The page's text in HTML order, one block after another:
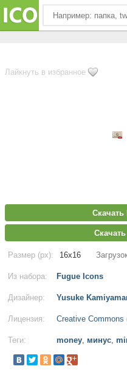
Лайкнуть в избранное
Скачать
Размер (px): 16x16
Из набора: Fugue Icons
Дизайнер: Yusuke
Лицензия: Creative Commons
Теги: money, минус,